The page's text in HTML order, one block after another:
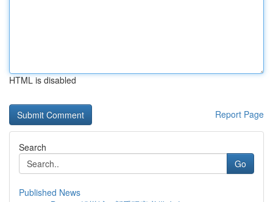
HTML is disabled
Report Page
Search
Go
Published News